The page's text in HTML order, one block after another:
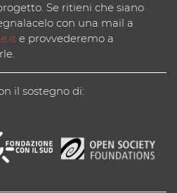
Se ritieni che siano
con una mail a
e provvederemo a
il sostegno di: